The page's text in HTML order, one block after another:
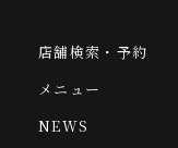
店舗検索・予約
メニュー
NEWS